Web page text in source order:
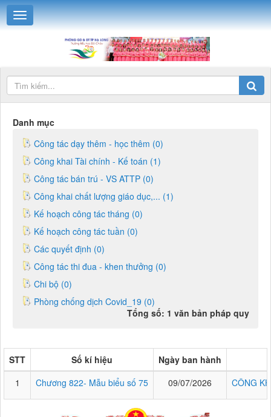
Danh mục
Công tác dạy thêm - học thêm (0)
Công khai Tài chính - Kế toán (1)
Công tác bán trú - VS ATTP (0)
Công khai chất lượng giáo dục,... (1)
Kế hoạch công tác tháng (0)
Kế hoạch công tác tuần (0)
Các quyết định (0)
Công tác thi đua - khen thưởng (0)
Chi bộ (0)
Phòng chống dịch Covid_19 (0)
Tổng số: 1 văn bản pháp quy
STT Số kí hiệu
Ngày ban hành
1
Chương 822- Mẫu biểu số 75 09/07/2026 CÔNG